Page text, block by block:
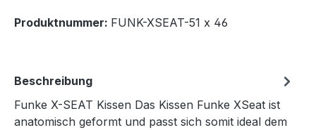
Produktnummer: FUNK-XSEAT-51 x 46
Beschreibung
Funke X-SEAT Kissen Das Kissen Funke XSeat ist
anatomisch geformt und passt sich somit ideal dem